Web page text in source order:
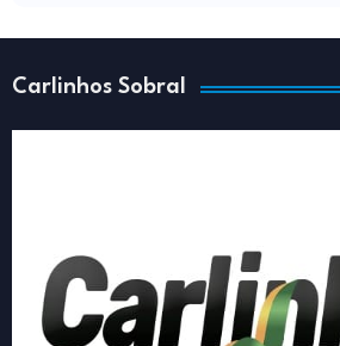
Carlinhos Sobral